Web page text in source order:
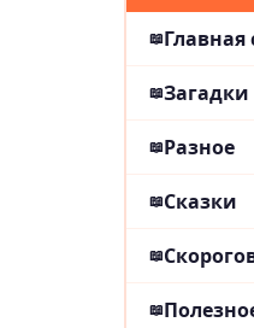
Главная
Загадки
Разное
Сказки